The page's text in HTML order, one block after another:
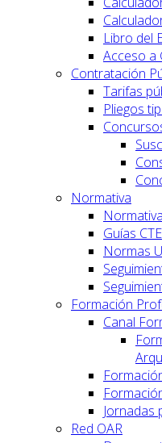
Libro del
Acceso a
Contratación
Tarifas
Pliegos
Normativa
Guías CTE
Normas
Formación
Canal
Jornadas
Red OAR